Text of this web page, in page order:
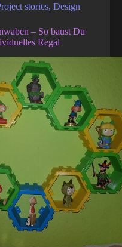
stories,Design
– So baust Du
Regal